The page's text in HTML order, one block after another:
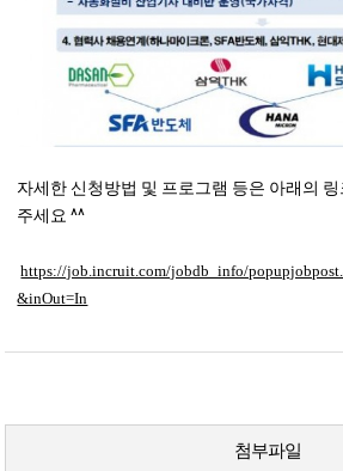
자세한 신청방법 및 프로그램 등은 아래의
주세요 ^^
https://job.incruit.com/jobdb_info/
&inOut=In
첨부파일